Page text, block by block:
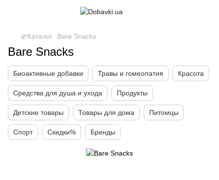
🌿Каталог Bare Snacks
Bare Snacks
Биоактивные добавки Травы и гомеопатия Красота
Средства для душа и ухода Продукты
Детские товары Товары для дома Питомцы
Спорт Скидки% Бренды